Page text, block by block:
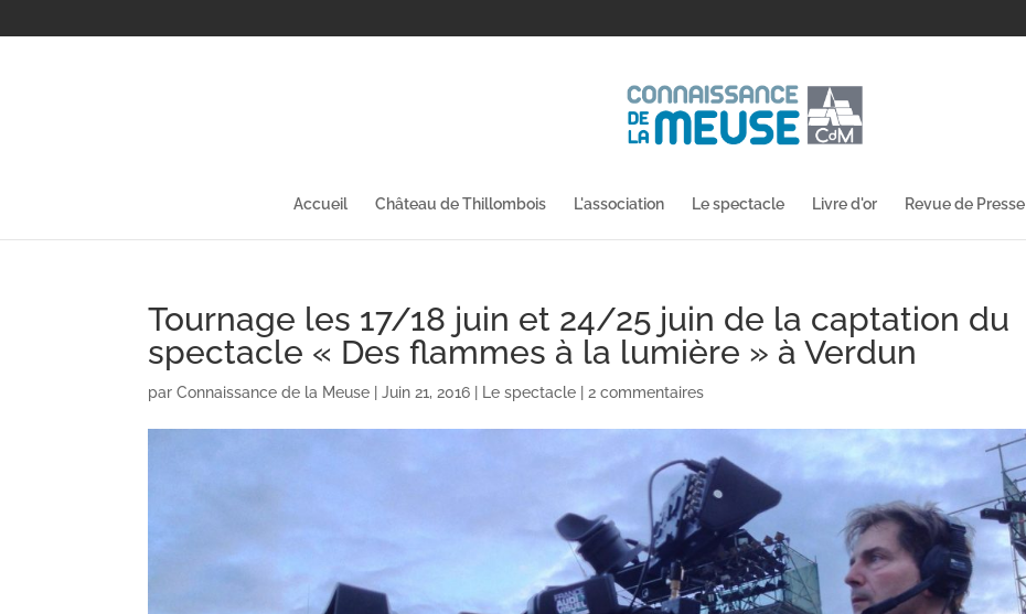
Accueil Château de Thillombois L'association Le spectacle Livre d'or Revue de Presse
Tournage les 17/18 juin et 24/25 juin de la captation du
spectacle « Des flammes à la lumière » à Verdun
parConnaissance de la Meuse |Juin 21, 2016 | Le spectacle | 2 commentaires